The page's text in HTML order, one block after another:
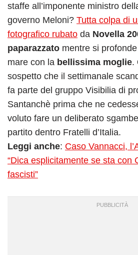
staffe all’imponente ministro
governo Meloni? Tutta colpa di
fotografico rubato da Novella
paparazzato mentre si
mare con la bellissima moglie.
sospetto che il settimanale
fa parte del gruppo Visibilia di
Santanchè prima che ne
voluto fare un deliberato
partito dentro Fratelli d’Italia.
Leggi anche: Caso Vannacci,
“Dica esplicitamente se sta con
fascisti”